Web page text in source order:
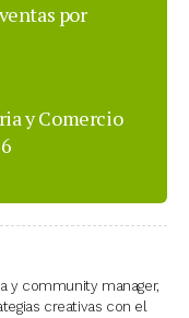
por
y Comercio
y community manager,
creativas con el